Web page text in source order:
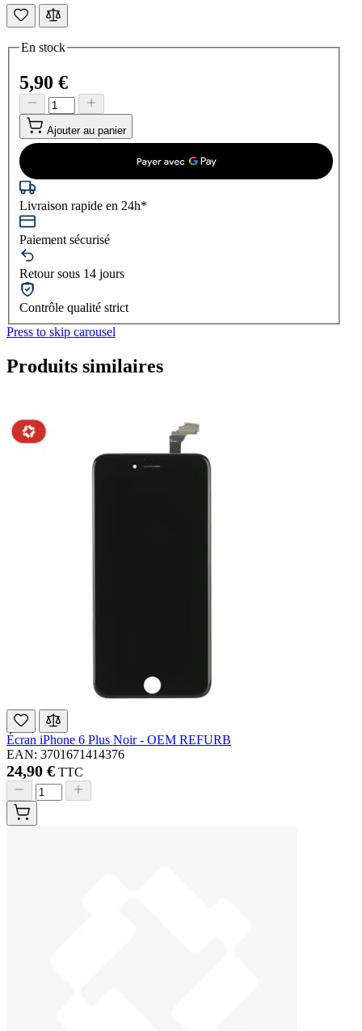
En stock
5,90 €
Ajouter au panier
Livraison rapide en 24h*
Paiement sécurisé
Retour sous 14 jours
Contrôle qualité strict
Press to skip carousel
Produits similaires
Écran iPhone 6 Plus Noir - OEM REFURB
EAN: 3701671414376
24,90 € TTC